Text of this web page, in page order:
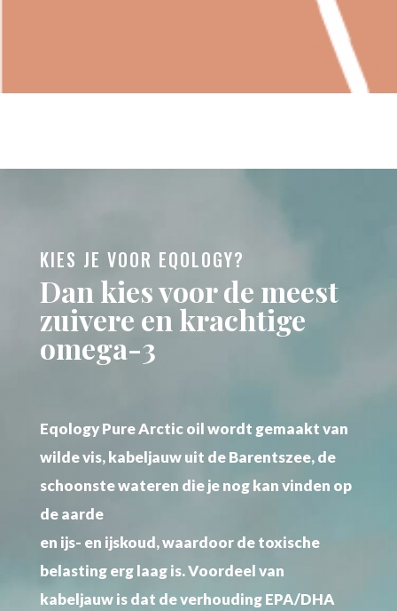
KIES JE VOOR EQOLOGY?
Dan kies voor de meest
zuivere en krachtige
omega-3
Eqology Pure Arctic oil wordt gemaakt van
wilde vis, kabeljauw uit de Barentszee, de
schoonste wateren die je nog kan vinden op
de aarde
en ijs- en ijskoud, waardoor de toxische
belasting erg laag is. Voordeel van
kabeljauw is dat de verhouding EPA/DHA